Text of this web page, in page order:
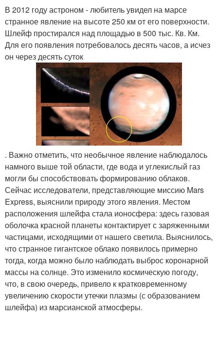
В 2012 году астроном - любитель увидел на марсе
странное явление на высоте 250 км от его поверхности.
Шлейф простирался над площадью в 500 тыс. Кв. Км.
Для его появления потребовалось десять часов, а исчез
он через десять суток
. Важно отметить, что необычное явление наблюдалось
намного выше той области, где вода и углекислый газ
могли бы способствовать формированию облаков.
Сейчас исследователи, представляющие миссию Mars
Express, выяснили природу этого явления. Местом
расположения шлейфа стала ионосфера: здесь газовая
оболочка красной планеты контактирует с заряженными
частицами, исходящими от нашего светила. Выяснилось,
что странное гигантское облако появилось примерно
тогда, когда можно было наблюдать выброс коронарной
массы на солнце. Это изменило космическую погоду,
что, в свою очередь, привело к кратковременному
увеличению скорости утечки плазмы (с образованием
шлейфа) из марсианской атмосферы.